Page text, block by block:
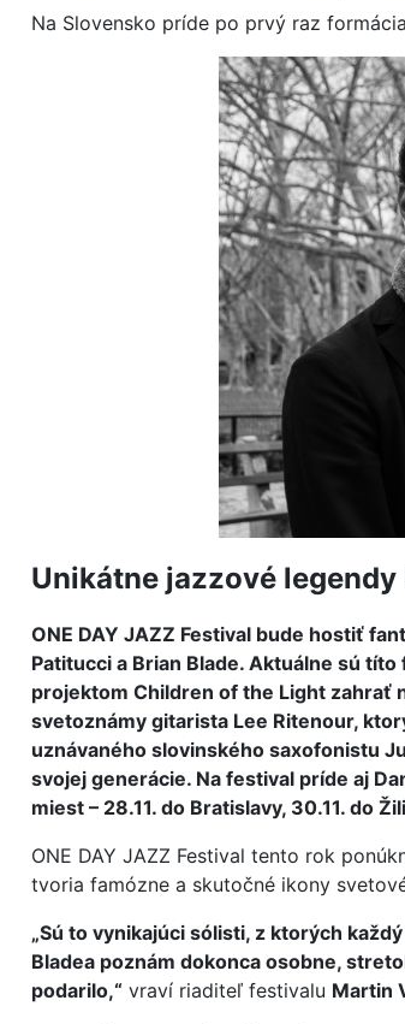
Na Slovensko príde po prvý raz
Unikátne jazzové legendy
ONE DAY JAZZ Festival bude hostiť
Patitucci a Brian Blade. Aktuálne sú
projektom Children of the Light zahrať
svetoznámy gitarista Lee Ritenour,
uznávaného slovinského saxofonistu
svojej generácie. Na festival príde aj
miest – 28.11. do Bratislavy, 30.11. do
ONE DAY JAZZ Festival tento rok
tvoria famózne a skutočné ikony
„Sú to vynikajúci sólisti, z ktorých
Bladea poznám dokonca osobne,
podarilo,“ vraví riaditeľ festivalu Martin